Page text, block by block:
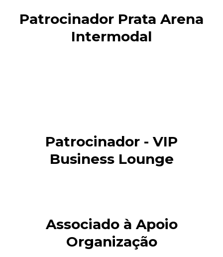
Patrocinador Prata Arena
Intermodal
Patrocinador - VIP
Business Lounge
Associado à Apoio
Organização